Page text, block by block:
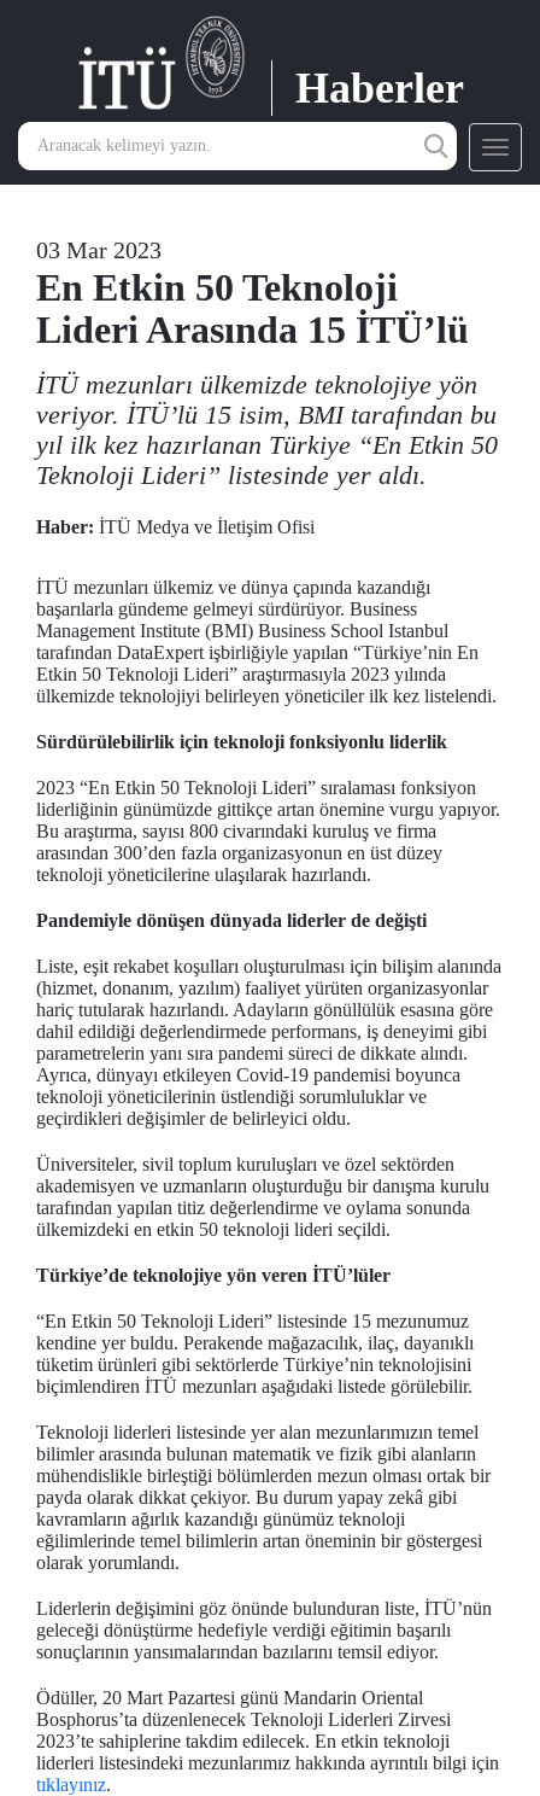
Haberler
03 Mar 2023
En Etkin 50 Teknoloji
Lideri Arasında 15 İTÜ’lü
İTÜ mezunları ülkemizde teknolojiye yön
veriyor. İTÜ’lü 15 isim, BMI tarafından bu
yıl ilk kez hazırlanan Türkiye “En Etkin 50
Teknoloji Lideri” listesinde yer aldı.
Haber: İTÜ Medya ve İletişim Ofisi
İTÜ mezunları ülkemiz ve dünya çapında kazandığı
başarılarla gündeme gelmeyi sürdürüyor. Business
Management Institute (BMI) Business School Istanbul
tarafından DataExpert işbirliğiyle yapılan “Türkiye’nin En
Etkin 50 Teknoloji Lideri” araştırmasıyla 2023 yılında
ülkemizde teknolojiyi belirleyen yöneticiler ilk kez listelendi.
Sürdürülebilirlik için teknoloji fonksiyonlu liderlik
2023 “En Etkin 50 Teknoloji Lideri” sıralaması fonksiyon
liderliğinin günümüzde gittikçe artan önemine vurgu yapıyor.
Bu araştırma, sayısı 800 civarındaki kuruluş ve firma
arasından 300’den fazla organizasyonun en üst düzey
teknoloji yöneticilerine ulaşılarak hazırlandı.
Pandemiyle dönüşen dünyada liderler de değişti
Liste, eşit rekabet koşulları oluşturulması için bilişim alanında
(hizmet, donanım, yazılım) faaliyet yürüten organizasyonlar
hariç tutularak hazırlandı. Adayların gönüllülük esasına göre
dahil edildiği değerlendirmede performans, iş deneyimi gibi
parametrelerin yanı sıra pandemi süreci de dikkate alındı.
Ayrıca, dünyayı etkileyen Covid-19 pandemisi boyunca
teknoloji yöneticilerinin üstlendiği sorumluluklar ve
geçirdikleri değişimler de belirleyici oldu.
Üniversiteler, sivil toplum kuruluşları ve özel sektörden
akademisyen ve uzmanların oluşturduğu bir danışma kurulu
tarafından yapılan titiz değerlendirme ve oylama sonunda
ülkemizdeki en etkin 50 teknoloji lideri seçildi.
Türkiye’de teknolojiye yön veren İTÜ’lüler
“En Etkin 50 Teknoloji Lideri” listesinde 15 mezunumuz
kendine yer buldu. Perakende mağazacılık, ilaç, dayanıklı
tüketim ürünleri gibi sektörlerde Türkiye’nin teknolojisini
biçimlendiren İTÜ mezunları aşağıdaki listede görülebilir.
Teknoloji liderleri listesinde yer alan mezunlarımızın temel
bilimler arasında bulunan matematik ve fizik gibi alanların
mühendislikle birleştiği bölümlerden mezun olması ortak bir
payda olarak dikkat çekiyor. Bu durum yapay zekâ gibi
kavramların ağırlık kazandığı günümüz teknoloji
eğilimlerinde temel bilimlerin artan öneminin bir göstergesi
olarak yorumlandı.
Liderlerin değişimini göz önünde bulunduran liste, İTÜ’nün
geleceği dönüştürme hedefiyle verdiği eğitimin başarılı
sonuçlarının yansımalarından bazılarını temsil ediyor.
Ödüller, 20 Mart Pazartesi günü Mandarin Oriental
Bosphorus’ta düzenlenecek Teknoloji Liderleri Zirvesi
2023’te sahiplerine takdim edilecek. En etkin teknoloji
liderleri listesindeki mezunlarımız hakkında ayrıntılı bilgi için
tıklayınız.